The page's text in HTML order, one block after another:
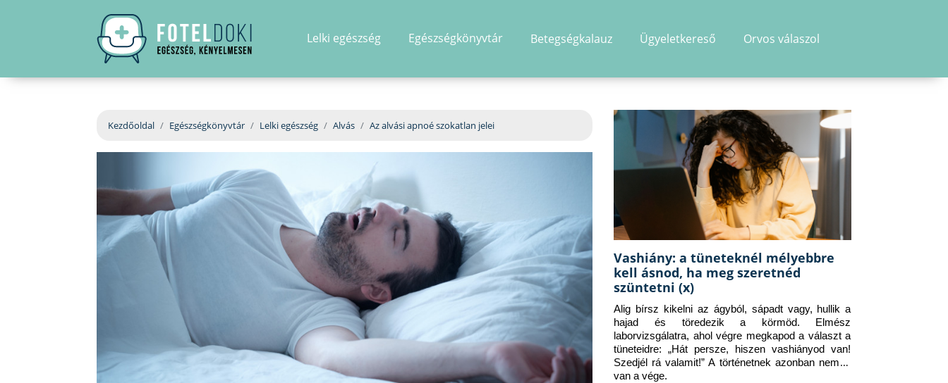
Lelki egészség Egészségkönyvtár Betegségkalauz Ügyeletkereső Orvos válaszol
Kezdőoldal Egészségkönyvtár Lelki egészség Alvás Az alvási apnoé szokatlan jelei
Vashiány: a tüneteknél mélyebbre
kell ásnod, ha meg szeretnéd
szüntetni (x)
Alig bírsz kikelni az ágyból, sápadt vagy, hullik a
hajad és töredezik a körmöd. Elmész
laborvizsgálatra, ahol végre megkapod a választ a
tüneteidre: „Hát persze, hiszen vashiányod van!
Szedjél rá valamit!” A történetnek azonban nem itt
van a vége.